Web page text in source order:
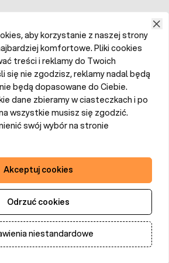
aby korzystanie z naszej strony
komfortowe. Pliki cookies
treści i reklamy do Twoich
się nie zgodzisz, reklamy nadal będą
będą dopasowane do Ciebie.
dane zbieramy w ciasteczkach i po
wszystkie musisz się zgodzić.
swój wybór na stronie
Akceptuj cookies
Odrzuć cookies
niestandardowe